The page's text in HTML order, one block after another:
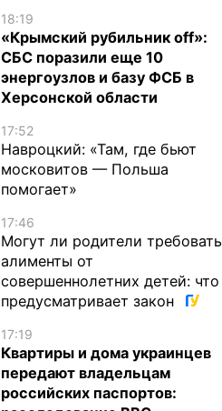
18:19
«Крымский рубильник off»:
СБС поразили еще 10
энергоузлов и базу ФСБ в
Херсонской области
17:52
Навроцкий: «Там, где бьют
московитов — Польша
помогает»
17:46
Могут ли родители требовать
алименты от
совершеннолетних детей: что
предусматривает закон
17:19
Квартиры и дома украинцев
передают владельцам
российских паспортов: